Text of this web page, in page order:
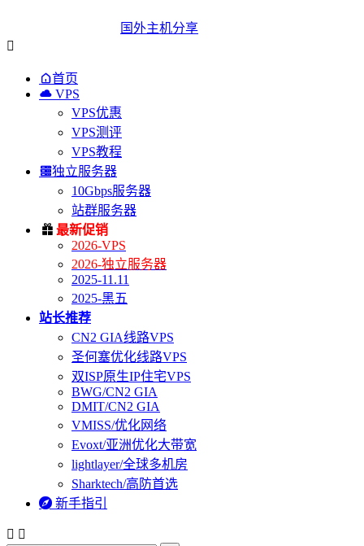
国外主机分享

首页
 VPS
VPS优惠
VPS测评
VPS教程
独立服务器
10Gbps服务器
站群服务器
 最新促销
2026-VPS
2026-独立服务器
2025-11.11
2025-黑五
站长推荐
CN2 GIA线路VPS
圣何塞优化线路VPS
双ISP原生IP住宅VPS
BWG/CN2 GIA
DMIT/CN2 GIA
VMISS/优化网络
Evoxt/亚洲优化大带宽
lightlayer/全球多机房
Sharktech/高防首选
 新手指引
 